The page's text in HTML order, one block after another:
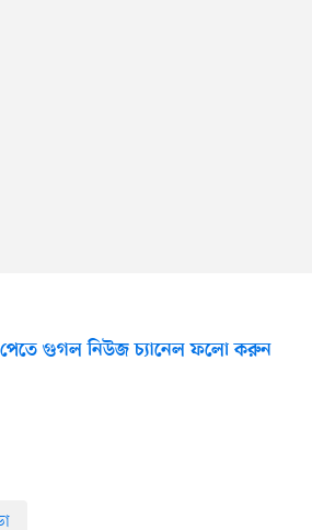
গুগল নিউজ চ্যানেল ফলো করুন